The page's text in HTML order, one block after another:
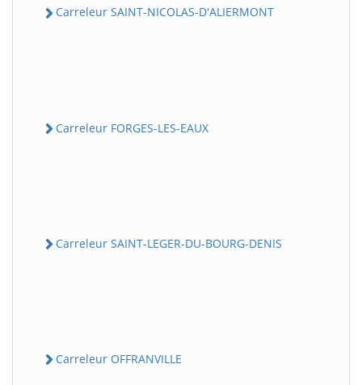
Carreleur SAINT-NICOLAS-D'ALIERMONT
Carreleur FORGES-LES-EAUX
Carreleur SAINT-LEGER-DU-BOURG-DENIS
Carreleur OFFRANVILLE